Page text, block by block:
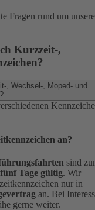
Fragen rund um unsere
Kurzzeit-,
, Wechsel-, Moped- und
an?
sind
fünf Tage gültig. Wir
nur in
an. Bei
gerne weiter.